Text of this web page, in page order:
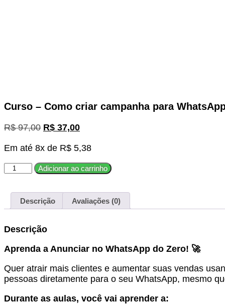
Curso – Como criar campanha para
R$97,00 O
original
R$ 97,00.
R$ 37,00O
atual
R$ 37,00.
Em até 8x de R$ 5,38
Curso
criar
campanha
WhatsApp
Adicionar ao carrinho
Descrição Avaliações (0)
Descrição
Aprenda a Anunciar no WhatsApp do Zero! 🚀
Quer atrair mais clientes e aumentar suas vendas
pessoas diretamente para o seu WhatsApp, mesmo
Durante as aulas, você vai aprender a: